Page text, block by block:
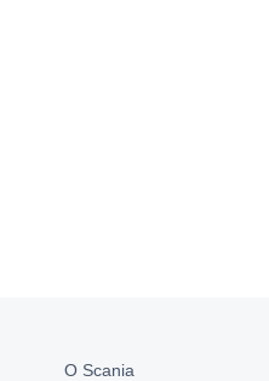
O Scania